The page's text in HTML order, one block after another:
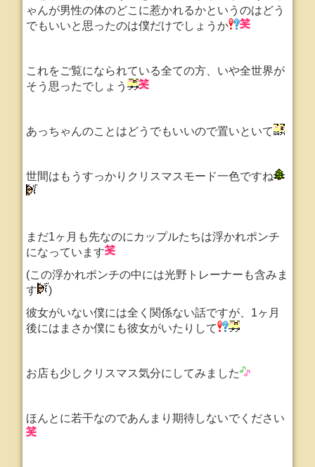
ゃんが男性の体のどこに惹かれるかというのはどう
でもいいと思ったのは僕だけでしょうか
これをご覧になられている全ての方、いや全世界が
そう思ったでしょう
あっちゃんのことはどうでもいいので置いといて
世間はもうすっかりクリスマスモード一色ですね
まだ1ヶ月も先なのにカップルたちは浮かれポンチ
になっています
(この浮かれポンチの中には光野トレーナーも含みま
す
)
彼女がいない僕には全く関係ない話ですが、1ヶ月
後にはまさか僕にも彼女がいたりして
お店も少しクリスマス気分にしてみました
ほんとに若干なのであんまり期待しないでください